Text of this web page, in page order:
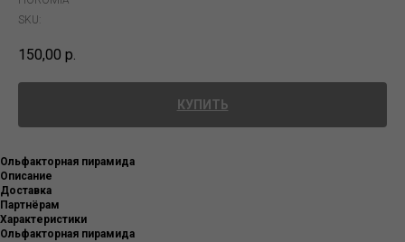
SKU:
150,00 р.
КУПИТЬ
Ольфакторная пирамида
Описание
Доставка
Партнёрам
Характеристики
Ольфакторная пирамида